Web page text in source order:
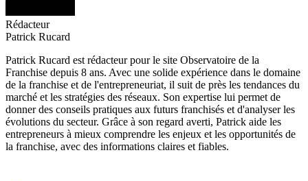
Rédacteur
Patrick Rucard
Patrick Rucard est rédacteur pour le site Observatoire de la
Franchise depuis 8 ans. Avec une solide expérience dans le domaine
de la franchise et de l'entrepreneuriat, il suit de près les tendances du
marché et les stratégies des réseaux. Son expertise lui permet de
donner des conseils pratiques aux futurs franchisés et d'analyser les
évolutions du secteur. Grâce à son regard averti, Patrick aide les
entrepreneurs à mieux comprendre les enjeux et les opportunités de
la franchise, avec des informations claires et fiables.